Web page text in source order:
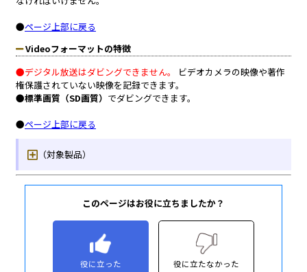
このページはお役に立ちましたか？
役に立った 役に立たなかった